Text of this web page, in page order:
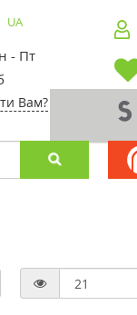
UA
- Пт
Вам?